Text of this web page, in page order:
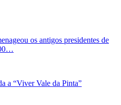
os antigos presidentes de
a “Viver Vale da Pinta”